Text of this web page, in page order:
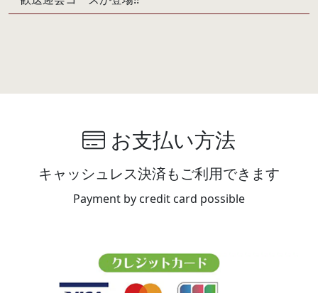
お支払い方法
キャッシュレス決済もご利用できます
Payment by credit card possible